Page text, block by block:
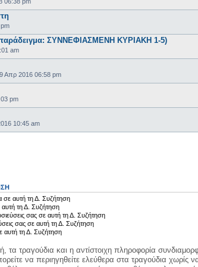
ΣΥΝΝΕΦΙΑΣΜΕΝΗ ΚΥΡΙΑΚΗ 1-5)
am
Απρ 2016 06:58 pm
pm
10:45 am
σε αυτή τη Δ. Συζήτηση
τη Δ. Συζήτηση
σας σε αυτή τη Δ. Συζήτηση
σας σε αυτή τη Δ. Συζήτηση
αυτή τη Δ. Συζήτηση
τα τραγούδια και η αντίστοιχη πληροφορία
να περιηγηθείτε ελεύθερα στα τραγούδια χωρίς